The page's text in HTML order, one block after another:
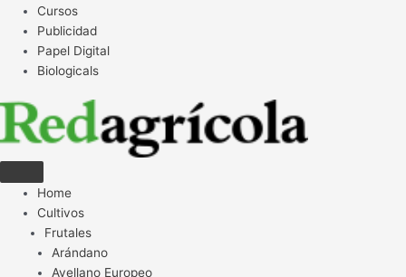
Cursos
Publicidad
Papel Digital
Biologicals
Home
Cultivos
Frutales
Arándano
Avellano Europeo